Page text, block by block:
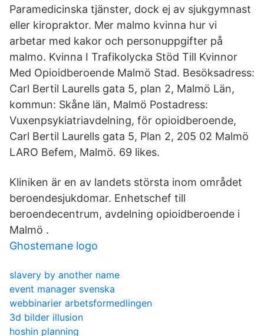
Paramedicinska tjänster, dock ej av sjukgymnast
eller kiropraktor. Mer malmo kvinna hur vi
arbetar med kakor och personuppgifter på
malmo. Kvinna I Trafikolycka Stöd Till Kvinnor
Med Opioidberoende Malmö Stad. Besöksadress:
Carl Bertil Laurells gata 5, plan 2, Malmö Län,
kommun: Skåne län, Malmö Postadress:
Vuxenpsykiatriavdelning, för opioidberoende,
Carl Bertil Laurells gata 5, Plan 2, 205 02 Malmö
LARO Befem, Malmö. 69 likes.
Kliniken är en av landets största inom området
beroendesjukdomar. Enhetschef till
beroendecentrum, avdelning opioidberoende i
Malmö .
Ghostemane logo
slavery by another name
event manager svenska
webbinarier arbetsformedlingen
3d bilder illusion
hoshin planning